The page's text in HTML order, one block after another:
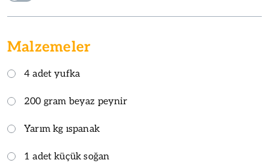
Malzemeler
4 adet yufka
200 gram beyaz peynir
Yarım kg ıspanak
1 adet küçük soğan